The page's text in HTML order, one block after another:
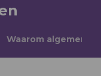
Waarom algemene